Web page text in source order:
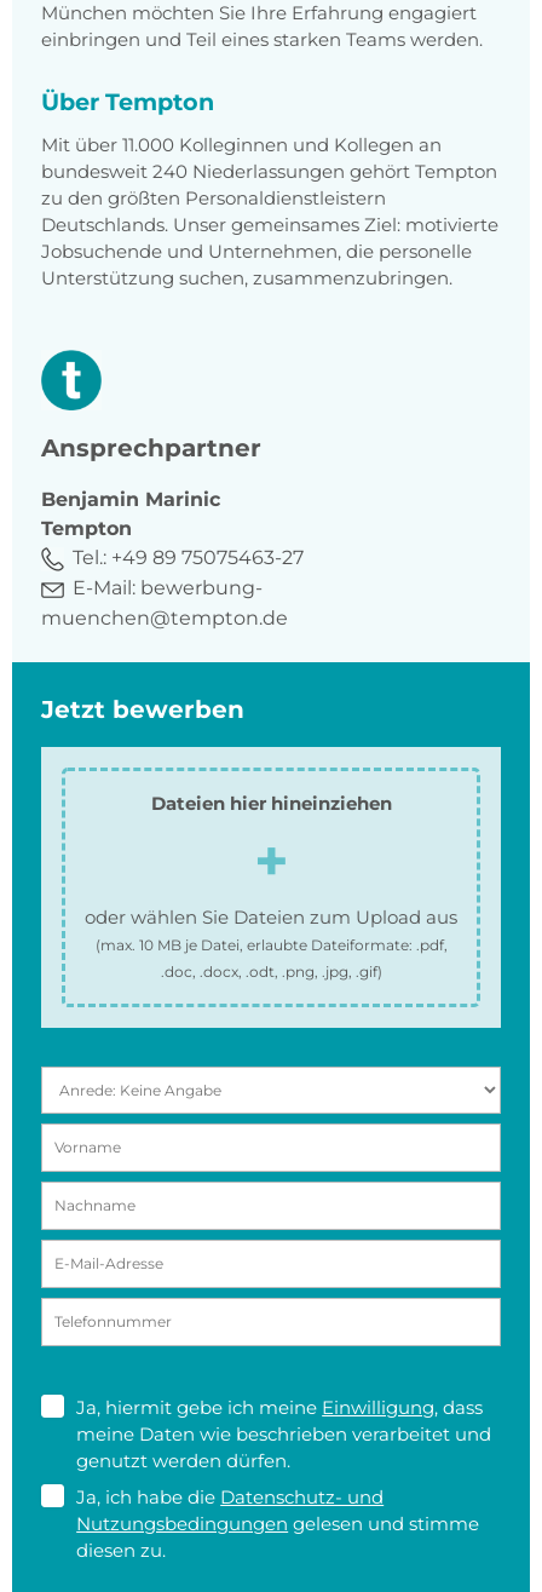
München möchten Sie Ihre Erfahrung engagiert
einbringen und Teil eines starken Teams werden.
Über Tempton
Mit über 11.000 Kolleginnen und Kollegen an
bundesweit 240 Niederlassungen gehört Tempton
zu den größten Personaldienstleistern
Deutschlands. Unser gemeinsames Ziel: motivierte
Jobsuchende und Unternehmen, die personelle
Unterstützung suchen, zusammenzubringen.
Ansprechpartner
Benjamin Marinic
Tempton
Tel.: +49 89 75075463-27
E-Mail: bewerbung-
muenchen@tempton.de
Jetzt bewerben
Dateien hier hineinziehen
oder wählen Sie Dateien zum Upload aus
(max. 10 MBje Datei, erlaubte Dateiformate: .pdf,
.doc, .docx, .odt, .png, .jpg, .gif)
Ja, hiermit gebe ich meine Einwilligung, dass
meine Daten wie beschrieben verarbeitet und
genutzt werden dürfen.
Ja, ich habe die Datenschutz- und
Nutzungsbedingungen gelesen und stimme
diesen zu.